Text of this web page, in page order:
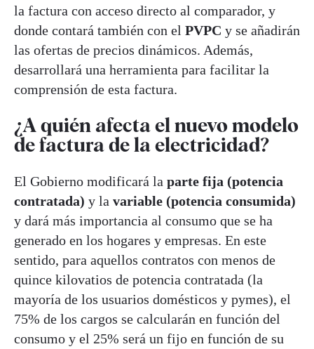
la factura con acceso directo al comparador, y
donde contará también con el PVPC y se añadirán
las ofertas de precios dinámicos. Además,
desarrollará una herramienta para facilitar la
comprensión de esta factura.
¿A quién afecta el nuevo modelo
de factura de la electricidad?
El Gobierno modificará la parte fija (potencia
contratada) y la variable (potencia consumida)
y dará más importancia al consumo que se ha
generado en los hogares y empresas. En este
sentido, para aquellos contratos con menos de
quince kilovatios de potencia contratada (la
mayoría de los usuarios domésticos y pymes), el
75% de los cargos se calcularán en función del
consumo y el 25% será un fijo en función de su